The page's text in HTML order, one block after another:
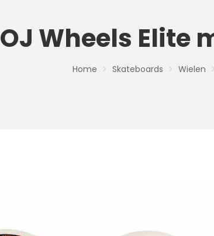
OJ Wheels Elite
Home Skateboards Wielen